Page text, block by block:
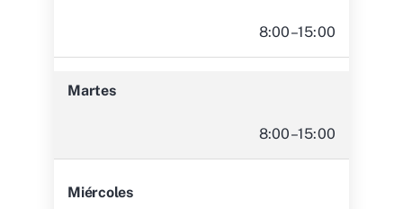
8:00–15:00
Martes
8:00–15:00
Miércoles